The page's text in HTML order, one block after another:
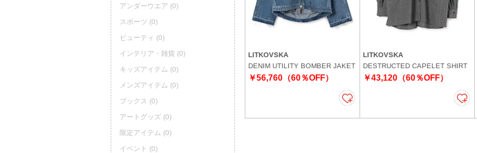
アンダーウエア (0)
スポーツ (0)
ビューティ (0)
インテリア・雑貨 (0)
キッズアイテム (0)
メンズアイテム (0)
ブックス (0)
アートグッズ (0)
限定アイテム (0)
イベント (0)
LITKOVSKA
DENIM UTILITY BOMBER JAKET
￥56,760（60％OFF）
LITKOVSKA
DESTRUCTED CAPELET SHIRT
￥43,120（60％OFF）